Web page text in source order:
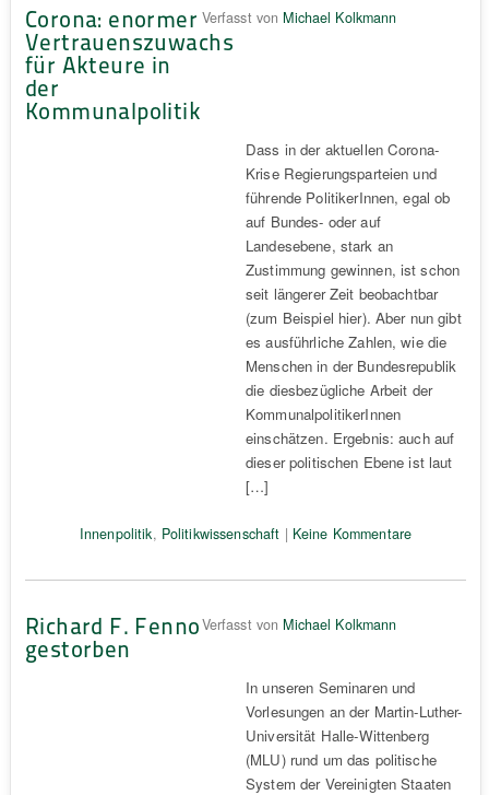
Corona: enormer
Vertrauenszuwachs
für Akteure in
der
Kommunalpolitik
Verfasst von Michael Kolkmann
Dass in der aktuellen Corona-
Krise Regierungsparteien und
führende PolitikerInnen, egal ob
auf Bundes- oder auf
Landesebene, stark an
Zustimmung gewinnen, ist schon
seit längerer Zeit beobachtbar
(zum Beispiel hier). Aber nun gibt
es ausführliche Zahlen, wie die
Menschen in der Bundesrepublik
die diesbezügliche Arbeit der
KommunalpolitikerInnen
einschätzen. Ergebnis: auch auf
dieser politischen Ebene ist laut
[…]
Innenpolitik, Politikwissenschaft | Keine Kommentare
Richard F. Fenno
gestorben
Verfasst von Michael Kolkmann
In unseren Seminaren und
Vorlesungen an der Martin-Luther-
Universität Halle-Wittenberg
(MLU) rund um das politische
System der Vereinigten Staaten